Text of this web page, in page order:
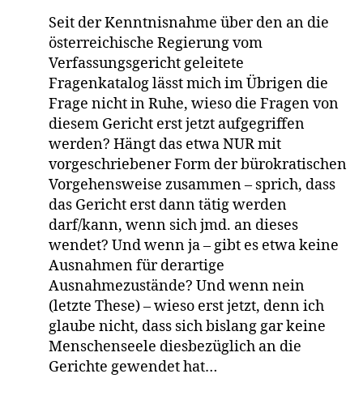
Seit der Kenntnisnahme über den an die
österreichische Regierung vom
Verfassungsgericht geleitete
Fragenkatalog lässt mich im Übrigen die
Frage nicht in Ruhe, wieso die Fragen von
diesem Gericht erst jetzt aufgegriffen
werden? Hängt das etwa NUR mit
vorgeschriebener Form der bürokratischen
Vorgehensweise zusammen – sprich, dass
das Gericht erst dann tätig werden
darf/kann, wenn sich jmd. an dieses
wendet? Und wenn ja – gibt es etwa keine
Ausnahmen für derartige
Ausnahmezustände? Und wenn nein
(letzte These) – wieso erst jetzt, denn ich
glaube nicht, dass sich bislang gar keine
Menschenseele diesbezüglich an die
Gerichte gewendet hat…